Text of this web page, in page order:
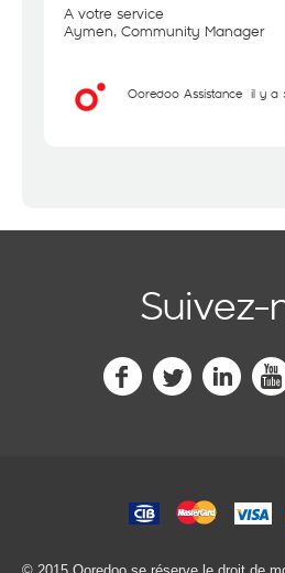
A votre service
Aymen, Community Manager
Ooredoo Assistance il y a
Suivez-